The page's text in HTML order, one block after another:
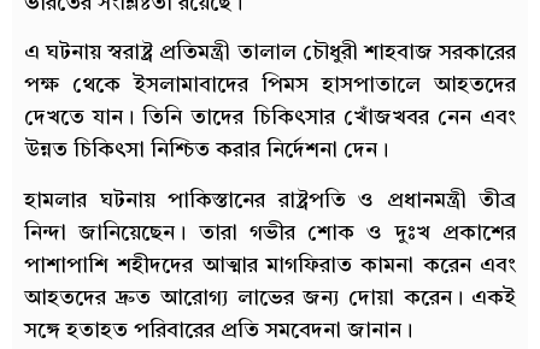
এ ঘটনায় স্বরাষ্ট্র প্রতিমন্ত্রী তালাল চৌধুরী শাহবাজ সরকারের
পক্ষ থেকে ইসলামাবাদের পিমস হাসপাতালে আহতদের
দেখতে যান। তিনি তাদের চিকিৎসার খোঁজখবর নেন এবং
উন্নত চিকিৎসা নিশ্চিত করার নির্দেশনা দেন।
হামলার ঘটনায় পাকিস্তানের রাষ্ট্রপতি ও প্রধানমন্ত্রী তীব্র
নিন্দা জানিয়েছেন। তারা গভীর শোক ও দুঃখ প্রকাশের
পাশাপাশি শহীদদের আত্মার মাগফিরাত কামনা করেন এবং
আহতদের দ্রুত আরোগ্য লাভের জন্য দোয়া করেন। একই
সঙ্গে হতাহত পরিবারের প্রতি সমবেদনা জানান।